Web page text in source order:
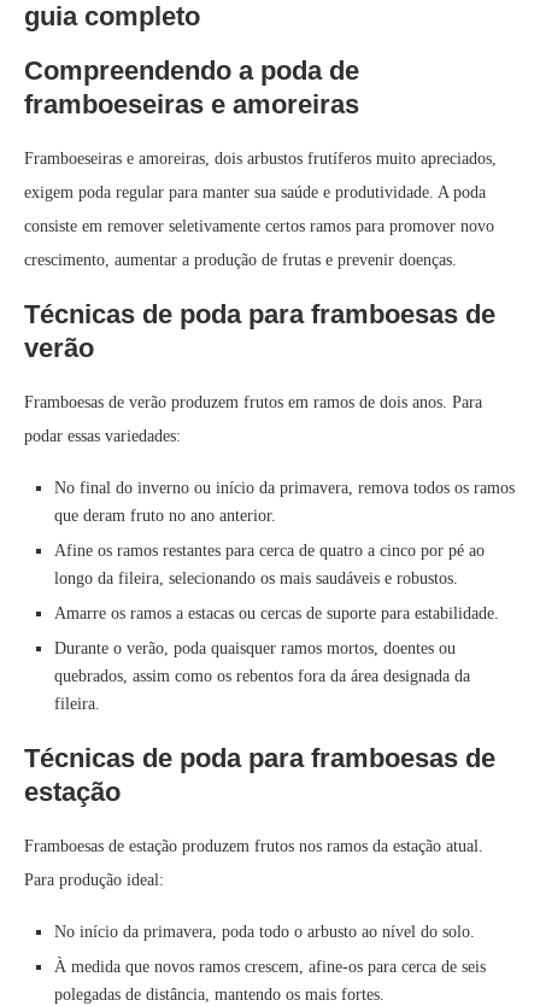
guia completo
Compreendendo a poda de
framboeseiras e amoreiras
Framboeseiras e amoreiras, dois arbustos frutíferos muito apreciados,
exigem poda regular para manter sua saúde e produtividade. A poda
consiste em remover seletivamente certos ramos para promover novo
crescimento, aumentar a produção de frutas e prevenir doenças.
Técnicas de poda para framboesas de
verão
Framboesas de verão produzem frutos em ramos de dois anos. Para
podar essas variedades:
No final do inverno ou início da primavera, remova todos os ramos
que deram fruto no ano anterior.
Afine os ramos restantes para cerca de quatro a cinco por pé ao
longo da fileira, selecionando os mais saudáveis e robustos.
Amarre os ramos a estacas ou cercas de suporte para estabilidade.
Durante o verão, poda quaisquer ramos mortos, doentes ou
quebrados, assim como os rebentos fora da área designada da
fileira.
Técnicas de poda para framboesas de
estação
Framboesas de estação produzem frutos nos ramos da estação atual.
Para produção ideal:
No início da primavera, poda todo o arbusto ao nível do solo.
À medida que novos ramos crescem, afine-os para cerca de seis
polegadas de distância, mantendo os mais fortes.